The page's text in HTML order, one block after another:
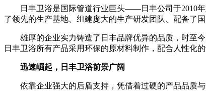
日丰卫浴是国际管道行业巨头——日丰公司于2010年
了领先的生产基地、组建庞大的生产研发团队、配备了
雄厚的企业实力铸造了日丰品牌优异的品质，时至今
日丰卫浴所有产品采用环保的原材料制作，配合人性化
迅速崛起，日丰卫浴前景广阔
依靠企业强大的后盾支持，凭借着过硬的产品品质与